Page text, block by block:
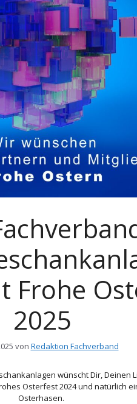
Frohe
2025
von Redaktion Fachverband
wünscht Dir, Deinen
Osterfest 2024 und natürlich
Osterhasen.